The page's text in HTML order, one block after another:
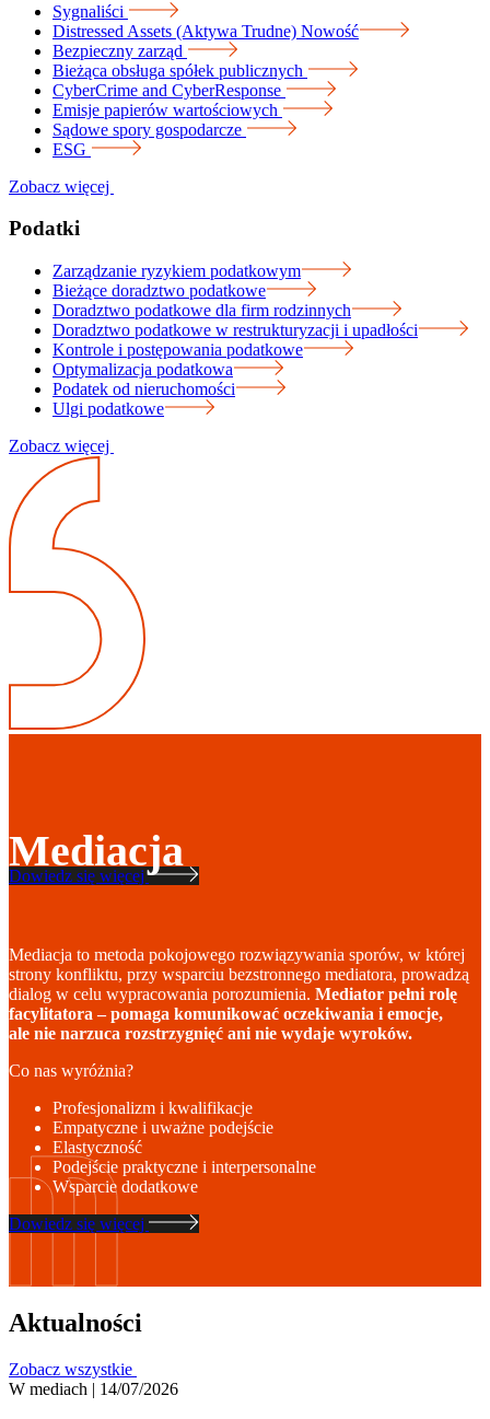
Sygnaliści
Distressed Assets (Aktywa Trudne) Nowość
Bezpieczny zarząd
Bieżąca obsługa spółek publicznych
CyberCrime and CyberResponse
Emisje papierów wartościowych
Sądowe spory gospodarcze
ESG
Zobacz więcej
Podatki
Zarządzanie ryzykiem podatkowym
Bieżące doradztwo podatkowe
Doradztwo podatkowe dla firm rodzinnych
Doradztwo podatkowe w restrukturyzacji i upadłości
Kontrole i postępowania podatkowe
Optymalizacja podatkowa
Podatek od nieruchomości
Ulgi podatkowe
Zobacz więcej
Mediacja
Dowiedz się więcej
Mediacja to metoda pokojowego rozwiązywania sporów, w której
strony konfliktu, przy wsparciu bezstronnego mediatora, prowadzą
dialog w celu wypracowania porozumienia. Mediator pełni rolę
facylitatora – pomaga komunikować oczekiwania i emocje,
ale nie narzuca rozstrzygnięć ani nie wydaje wyroków.
Co nas wyróżnia?
Profesjonalizm i kwalifikacje
Empatyczne i uważne podejście
Elastyczność
Podejście praktyczne i interpersonalne
Wsparcie dodatkowe
Dowiedz się więcej
Aktualności
Zobacz wszystkie
W mediach | 14/07/2026